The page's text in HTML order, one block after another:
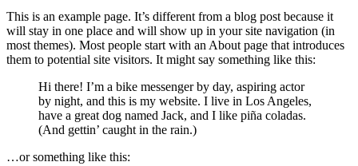
This is an example page. It’s different from a blog post because it
will stay in one place and will show up in your site navigation (in
most themes). Most people start with an About page that introduces
them to potential site visitors. It might say something like this:
Hi there! I’m a bike messenger by day, aspiring actor
by night, and this is my website. I live in Los Angeles,
have a great dog named Jack, and I like piña coladas.
(And gettin’ caught in the rain.)
…or something like this: